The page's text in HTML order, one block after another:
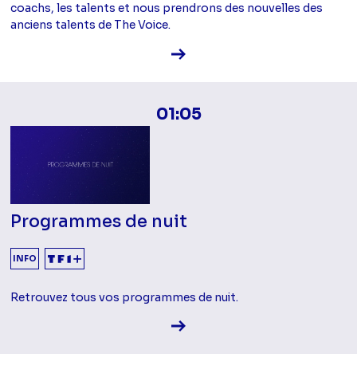
coachs, les talents et nous prendrons des nouvelles des
anciens talents de The Voice.
Voir la fiche diffusion
01:05
Programmes de nuit
INFO
Retrouvez tous vos programmes de nuit.
Voir la fiche diffusion